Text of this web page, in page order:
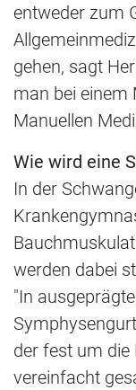
entweder zum
gehen, sagt
man bei einem
Manuellen
Wie wird eine
In der
werden dabei
"In
der fest um
vereinfacht